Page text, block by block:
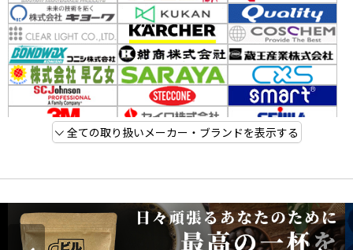
全ての取り扱いメーカー・ブランドを表示する